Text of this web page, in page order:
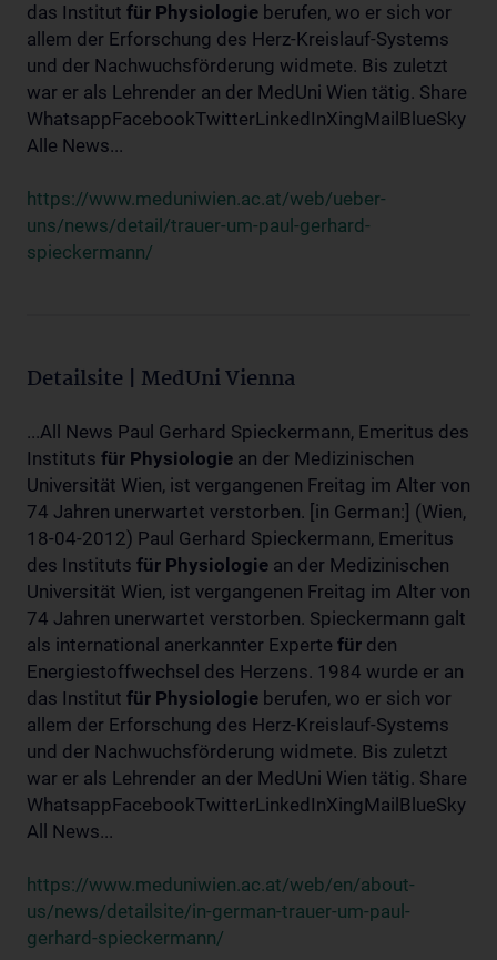
das Institut für Physiologie berufen, wo er sich vor
allem der Erforschung des Herz-Kreislauf-Systems
und der Nachwuchsförderung widmete. Bis zuletzt
war er als Lehrender an der MedUni Wien tätig. Share
WhatsappFacebookTwitterLinkedInXingMailBlueSky
Alle News...
https://www.meduniwien.ac.at/web/ueber-
uns/news/detail/trauer-um-paul-gerhard-
spieckermann/
Detailsite | MedUni Vienna
...All News Paul Gerhard Spieckermann, Emeritus des
Instituts für Physiologie an der Medizinischen
Universität Wien, ist vergangenen Freitag im Alter von
74 Jahren unerwartet verstorben. [in German:] (Wien,
18-04-2012) Paul Gerhard Spieckermann, Emeritus
des Instituts für Physiologie an der Medizinischen
Universität Wien, ist vergangenen Freitag im Alter von
74 Jahren unerwartet verstorben. Spieckermann galt
als international anerkannter Experte für den
Energiestoffwechsel des Herzens. 1984 wurde er an
das Institut für Physiologie berufen, wo er sich vor
allem der Erforschung des Herz-Kreislauf-Systems
und der Nachwuchsförderung widmete. Bis zuletzt
war er als Lehrender an der MedUni Wien tätig. Share
WhatsappFacebookTwitterLinkedInXingMailBlueSky
All News...
https://www.meduniwien.ac.at/web/en/about-
us/news/detailsite/in-german-trauer-um-paul-
gerhard-spieckermann/